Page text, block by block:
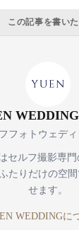
この記事を書い
フォトウェデ
セルフ撮影専
たりだけの空
せます。
WEDDINGに